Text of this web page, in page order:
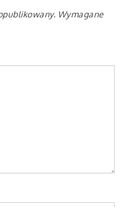
Wymagane